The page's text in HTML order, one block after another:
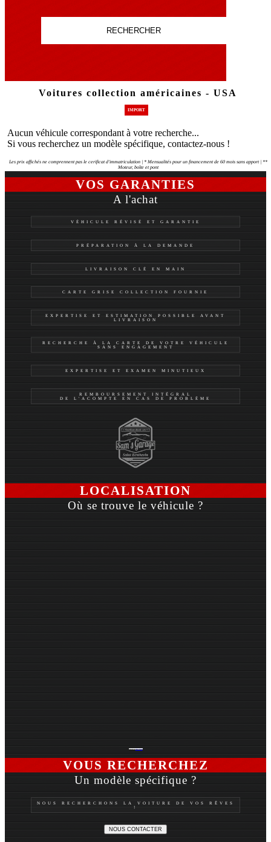
RECHERCHER
Voitures collection américaines - USA
IMPORT
Aucun véhicule correspondant à votre recherche...
Si vous recherchez un modèle spécifique, contactez-nous !
Les prix affichés ne comprennent pas le cerificat d'immatriculation | * Mensualités pour un financement de 60 mois sans apport | **
Moteur, boîte et pont
VOS GARANTIES
A l'achat
VÉHICULE RÉVISÉ ET GARANTIE
PRÉPARATION À LA DEMANDE
LIVRAISON CLÉ EN MAIN
CARTE GRISE COLLECTION FOURNIE
EXPERTISE ET ESTIMATION POSSIBLE AVANT
LIVRAISON
RECHERCHE À LA CARTE DE VOTRE VÉHICULE
SANS ENGAGEMENT
EXPERTISE ET EXAMEN MINUTIEUX
REMBOURSEMENT INTÉGRAL
DE L'ACOMPTE EN CAS DE PROBLÈME
LOCALISATION
Où se trouve le véhicule ?
VOUS RECHERCHEZ
Un modèle spécifique ?
NOUS RECHERCHONS LA VOITURE DE VOS RÊVES
!
NOUS CONTACTER